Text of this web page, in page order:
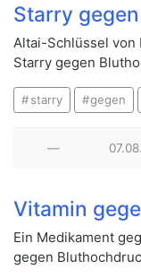
Starry
Altai-Schlüssel von
Starry gegen
starry gegen
—
Vitamin
Ein Medikament
gegen